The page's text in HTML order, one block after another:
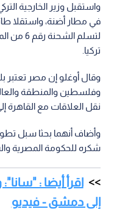
واستقبل وزير الخارجية
في مطار أضنة، واستقلا
لتسلم
تركيا.
وقال أوغلو إن مصر تعتبر
وفلسطين والمنطقة
نقل العلاقات مع القاهرة
وأضاف أنهما بحثا سبل
شكره للحكومة المصرية
اقرأ أيضا :
إلى دمشق - فيديو